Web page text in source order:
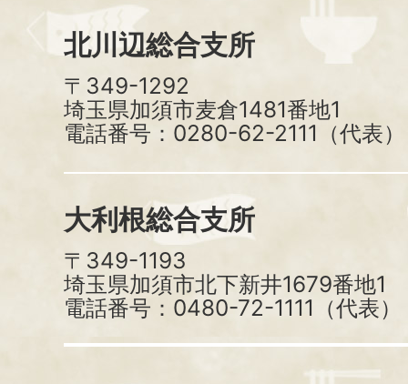
北川辺総合支所
〒349-1292
埼玉県加須市麦倉1481番地1
電話番号：0280-62-2111（代表）
大利根総合支所
〒349-1193
埼玉県加須市北下新井1679番地1
電話番号：0480-72-1111（代表）